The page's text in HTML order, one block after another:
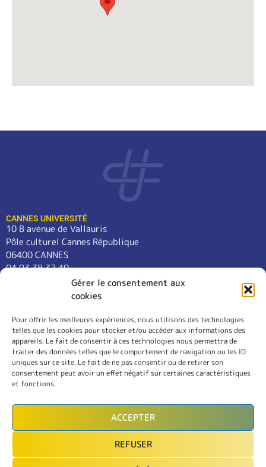
Gérer le consentement aux
cookies
Pour offrir les meilleures expériences, nous utilisons des technologies
telles que les cookies pour stocker et/ou accéder aux informations des
appareils. Le fait de consentir à ces technologies nous permettra de
traiter des données telles que le comportement de navigation ou les ID
uniques sur ce site. Le fait de ne pas consentir ou de retirer son
consentement peut avoir un effet négatif sur certaines caractéristiques
et fonctions.
ACCEPTER
REFUSER
CANNES UNIVERSITÉ
10 B avenue de Vallauris
Pôle culturel Cannes République
06400 CANNES
04 93 38 37 49
contact@cannes-universite.fr
COURS
LANGUES
CONFÉRENCES
SORTIES
L’ASSOCIATION